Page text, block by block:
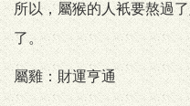
所以，屬猴的人衹要熬過
了。
屬雞：財運亨通